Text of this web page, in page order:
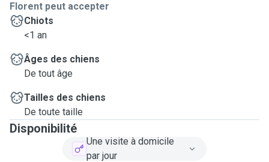
nous pouvons aussi céduler une rencontre entre nous et
vos animaux.
Je propose exclusivement les visites à votre domicile ou
les promenades. Je ne peux pas recevoir d'animaux à la
N'hésitez pas à m'écrire pour toute question, à bientôt!
Florent peut accepter
Chiots
<1 an
Âges des chiens
De tout âge
Tailles des chiens
De toute taille
Disponibilité
Une visite à domicile
par jour